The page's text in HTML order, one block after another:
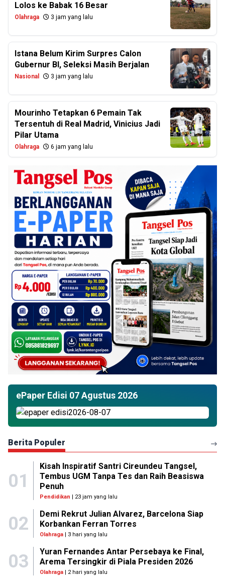
Lolos ke Babak 16 Besar
Olahraga 3 jam yang lalu
Istana Belum Kirim Surpres Calon
Gubernur BI, Seleksi Masih Berjalan
Nasional 3 jam yang lalu
Mourinho Tetapkan 6 Pemain Tak
Tersentuh di Real Madrid, Vinicius Jadi
Pilar Utama
Olahraga 6 jam yang lalu
ePaper Edisi 07 Agustus 2026
Berita Populer
01
Kisah Inspiratif Santri Cireundeu Tangsel,
Tembus UGM Tanpa Tes dan Raih Beasiswa
Penuh
Pendidikan | 23 jam yang lalu
02
Demi Rekrut Julian Alvarez, Barcelona Siap
Korbankan Ferran Torres
Olahraga| 3 hari yang lalu
03
Yuran Fernandes Antar Persebaya ke Final,
Arema Tersingkir di Piala Presiden 2026
Olahraga| 2 hari yang lalu